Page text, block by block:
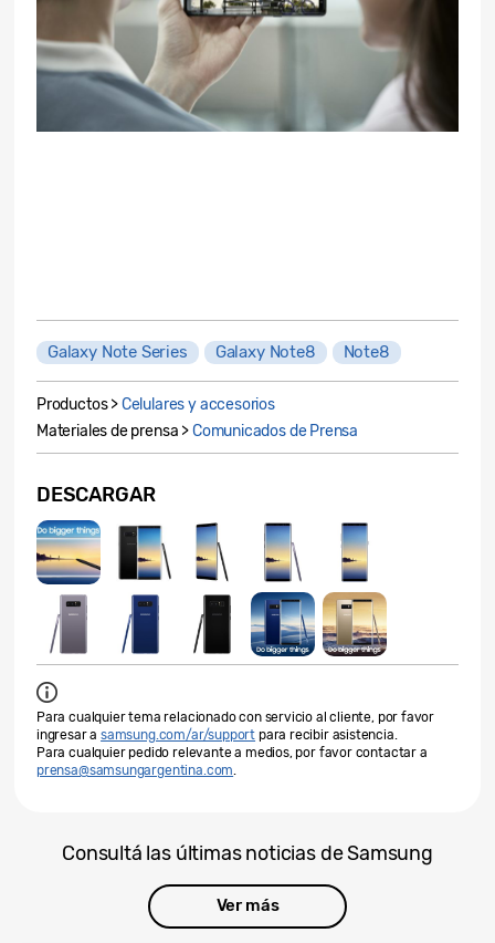
Galaxy Note Series Galaxy Note8 Note8
Productos >Celulares y accesorios
Materiales de prensa >Comunicados de Prensa
DESCARGAR
Para cualquier tema relacionado con servicio al cliente, por favor
ingresar asamsung.com/ar/support para recibir asistencia.
Para cualquier pedido relevante a medios, por favor contactar a
prensa@samsungargentina.com.
Consultá las últimas noticias de Samsung
Ver más